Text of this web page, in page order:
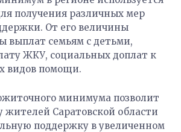
получения различных мер
От его величины
выплат семьям с детьми,
ЖКУ, социальных доплат к
видов помощи.
минимума позволит
жителей Саратовской области
поддержку в увеличенном